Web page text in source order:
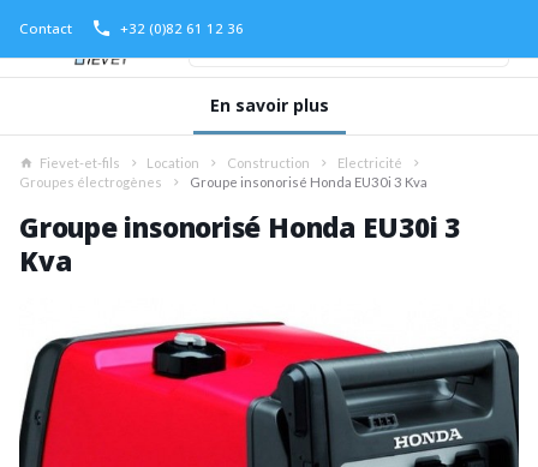
Contact +32 (0)82 61 12 36
Fievet-et-fils Location Construction
Electricité
Groupes électrogènes
Groupe insonorisé Honda EU30i 3 Kva
Groupe insonorisé Honda EU30i 3
Kva
En savoir plus